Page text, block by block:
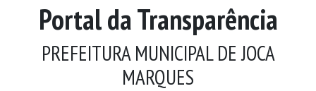
Portal da Transparência
PREFEITURA MUNICIPAL DE JOCA
MARQUES